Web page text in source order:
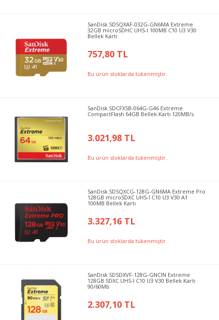
SanDisk SDSQXAF-032G-GN6MA Extreme
32GB microSDHC UHS-I 100MB C10 U3 V30
Bellek Kartı
757,80 TL
Bu ürün stoklarda tükenmiştir.
SanDisk SDCFXSB-064G-G46 Extreme
CompactFlash 64GB Bellek Kartı 120MB/s
3.021,98 TL
Bu ürün stoklarda tükenmiştir.
SanDisk SDSQXCG-128G-GN6MA Extreme Pro
128GB microSDXC UHS-I C10 U3 V30 A1
100MB Bellek Kartı
3.327,16 TL
Bu ürün stoklarda tükenmiştir.
SanDisk SDSDXVF-128G-GNCIN Extreme
128GB SDXC UHS-I C10 U3 V30 Bellek Kartı
90/60Mb
2.307,10 TL